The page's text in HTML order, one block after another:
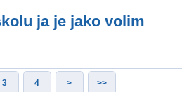
ja je jako volim
3 4 > >>